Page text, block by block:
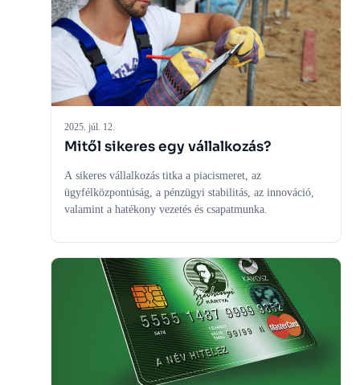
2025. júl. 12.
Mitől sikeres egy vállalkozás?
A sikeres vállalkozás titka a piacismeret, az
ügyfélközpontúság, a pénzügyi stabilitás, az innováció,
valamint a hatékony vezetés és csapatmunka.